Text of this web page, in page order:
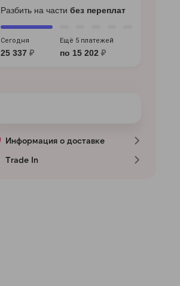
Разбить на части без переплат
Сегодня
25 337 ₽
Ещё 5 платежей
по 15 202 ₽
Информация о доставке
Trade In